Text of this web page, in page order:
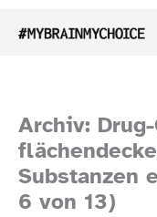
Inhalt
Archiv:
Substanzen
6 von 13)